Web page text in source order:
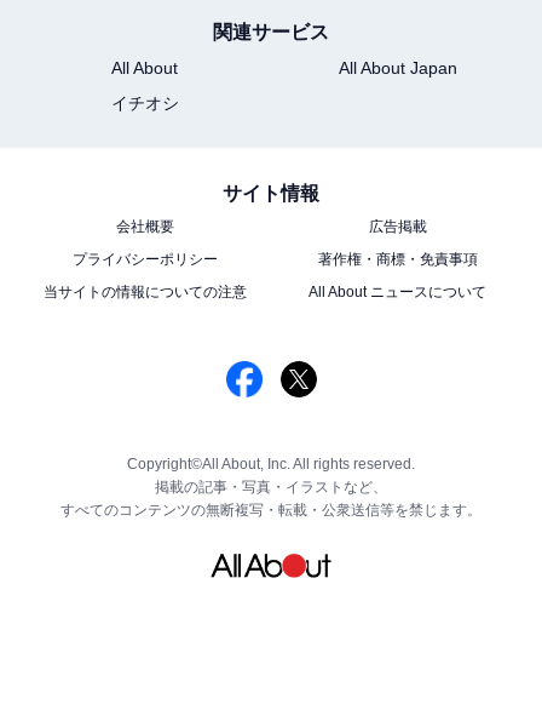
関連サービス
All About
All About Japan
イチオシ
サイト情報
会社概要
広告掲載
プライバシーポリシー
著作権・商標・免責事項
当サイトの情報についての注意
All About ニュースについて
Copyright©All About, Inc. All rights reserved.
掲載の記事・写真・イラストなど、
すべてのコンテンツの無断複写・転載・公衆送信等を禁じます。